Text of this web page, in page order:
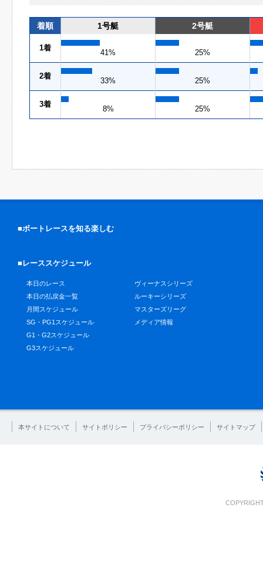
着順 1号艇 2号艇
1着
41% 25%
2着
33% 25%
3着
8% 25%
■ボートレースを知る楽しむ
■レーススケジュール
本日のレース
本日の払戻金一覧
月間スケジュール
SG・PG1スケジュール
G1・G2スケジュール
G3スケジュール
ヴィーナスシリーズ
ルーキーシリーズ
マスターズリーグ
メディア情報
本サイトについて サイトポリシー プライバシーポリシー サイトマップ